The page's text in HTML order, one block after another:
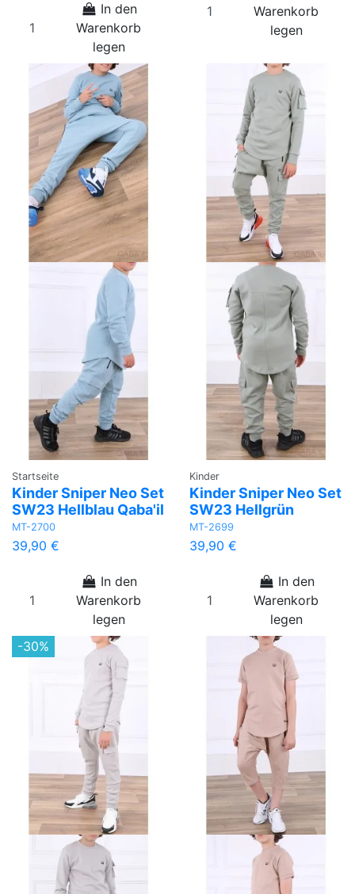
In den
Warenkorb
legen
Warenkorb
legen
Startseite
Kinder Sniper Neo Set
SW23 Hellblau Qaba'il
MT-2700
39,90 €
In den
Warenkorb
legen
Kinder
Kinder Sniper Neo Set
SW23 Hellgrün
MT-2699
39,90 €
In den
Warenkorb
legen
-30%